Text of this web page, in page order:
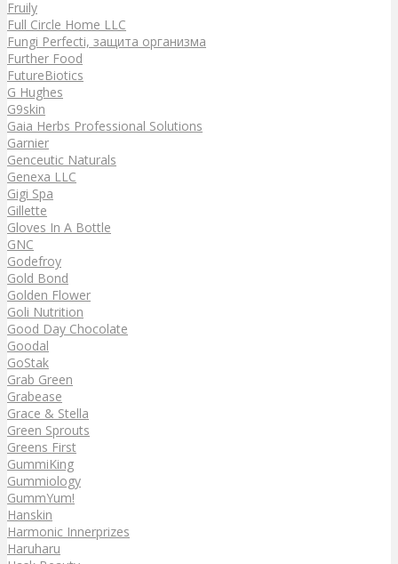
Fruily
Full Circle Home LLC
Fungi Perfecti, защита организма
Further Food
FutureBiotics
G Hughes
G9skin
Gaia Herbs Professional Solutions
Garnier
Genceutic Naturals
Genexa LLC
Gigi Spa
Gillette
Gloves In A Bottle
GNC
Godefroy
Gold Bond
Golden Flower
Goli Nutrition
Good Day Chocolate
Goodal
GoStak
Grab Green
Grabease
Grace & Stella
Green Sprouts
Greens First
GummiKing
Gummiology
GummYum!
Hanskin
Harmonic Innerprizes
Haruharu